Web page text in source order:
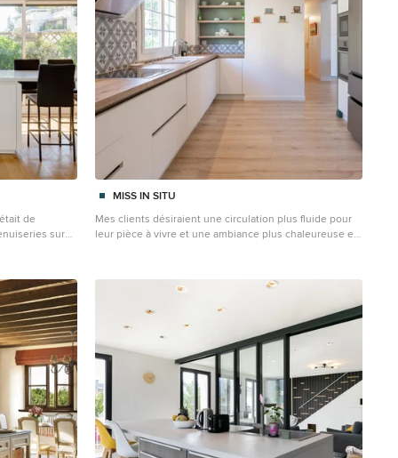
de votre espace, de vos besoins et de votre budget.
de
sur
lumineuse,
Dans la
tête de lit
à la pièce.
en chêne
la pièce
TV sur
noires et sa
et
MISS IN SITU
Mes clients désiraient une circulation plus fluide pour
leur pièce à vivre et une ambiance plus chaleureuse et
un bloc central recevenant d'un côté les éléments
techniques de la cuisine et de l'autre le poêle rotatif
pour le salon. Dès l'entrée, nous avons alors une vue
sur le grand salon. La cuisine a été totalement
retravaillée, un grand plan de travail et de nombreux
rangements, idéal pour cette grande famille. Côté salle
à manger, nous avons joué avec du color zonning,
technique de peinture permettant de créer un espace
visuellement. Une grande table esprit industriel, un
banc et des chaises colorées pour un espace
dynamique et chaleureux. Pour leur salon, mes clients
voulaient davantage de rangement et des lignes